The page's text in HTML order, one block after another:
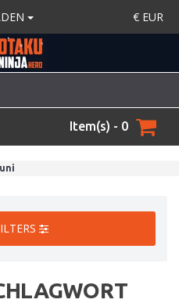
€ EUR
Item(s) - 0